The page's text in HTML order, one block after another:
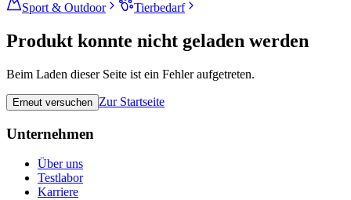
Sport & Outdoor
Tierbedarf
Produkt konnte nicht geladen werden
Beim Laden dieser Seite ist ein Fehler aufgetreten.
Erneut versuchen Zur Startseite
Unternehmen
Über uns
Testlabor
Karriere